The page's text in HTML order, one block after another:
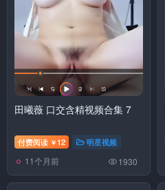
田曦薇 口交含精视频合集 7
付费阅读 ￥ 12 明星视频
11个月前 1930